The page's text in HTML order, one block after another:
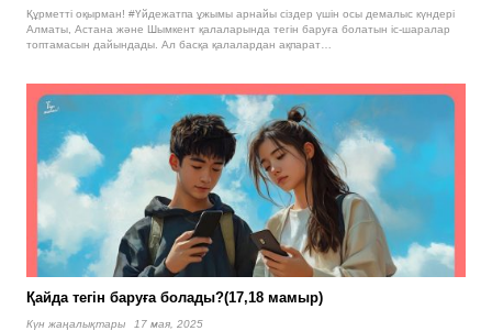
Құрметті оқырман! #Үйдежатпа ұжымы арнайы сіздер үшін осы демалыс күндері
Алматы, Астана және Шымкент қалаларында тегін баруға болатын іс-шаралар
топтамасын дайындады. Ал басқа қалалардан ақпарат…
Қайда тегін баруға болады?(17,18 мамыр)
Күн жаңалықтары
17 мая, 2025